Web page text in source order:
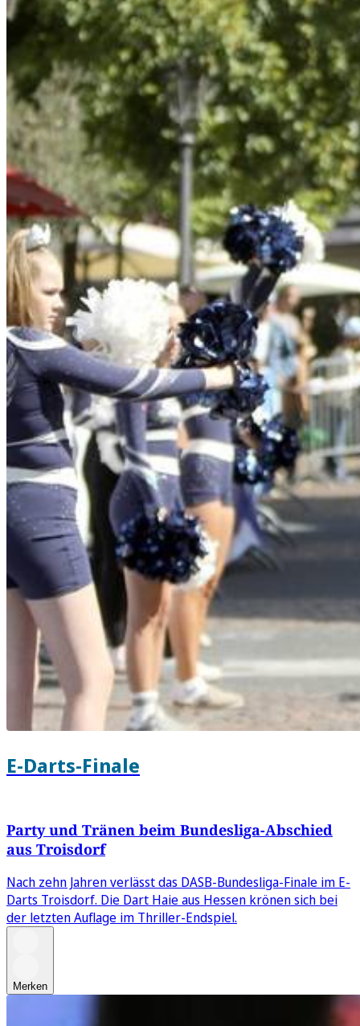
E-Darts-Finale
Party und Tränen beim Bundesliga-Abschied
aus Troisdorf
Nach zehn Jahren verlässt das DASB-Bundesliga-Finale im E-
Darts Troisdorf. Die Dart Haie aus Hessen krönen sich bei
der letzten Auflage im Thriller-Endspiel.
Merken